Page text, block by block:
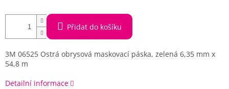
Přidat do košíku
3M 06525 Ostrá obrysová maskovací páska, zelená 6,35 mm x
54,8 m
Detailní informace